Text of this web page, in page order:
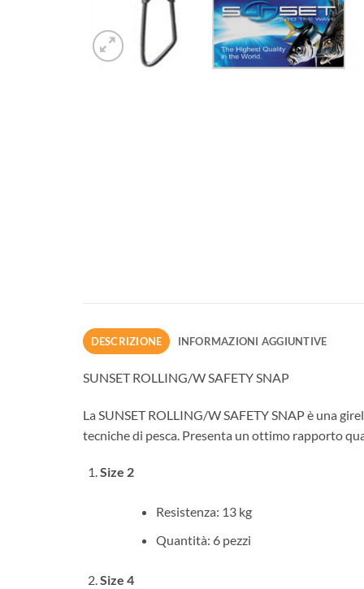
DESCRIZIONE INFORMAZIONI AGGIUNTIVE
SUNSET ROLLING/W SAFETY SNAP
La SUNSET ROLLING/W SAFETY SNAP è una
tecniche di pesca. Presenta un ottimo rapporto
Size 2
Resistenza: 13 kg
Quantità: 6 pezzi
Size 4